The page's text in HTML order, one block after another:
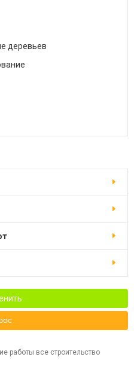
деревьев
работы все строительство